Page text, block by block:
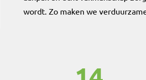
wordt. Zo maken we